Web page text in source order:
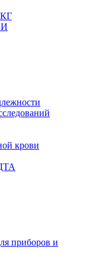
крови
приборов и